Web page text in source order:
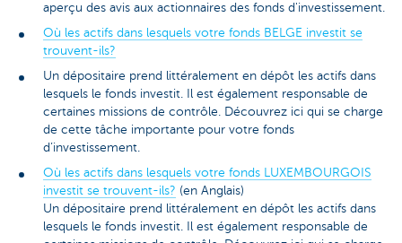
aperçu des avis aux actionnaires des fonds d'investissement.
Où les actifs dans lesquels votre fonds BELGE investit se
trouvent-ils?
Un dépositaire prend littéralement en dépôt les actifs dans
lesquels le fonds investit. Il est également responsable de
certaines missions de contrôle. Découvrez ici qui se charge
de cette tâche importante pour votre fonds
d’investissement.
Où les actifs dans lesquels votre fonds LUXEMBOURGOIS
investit se trouvent-ils? (en Anglais)
Un dépositaire prend littéralement en dépôt les actifs dans
lesquels le fonds investit. Il est également responsable de